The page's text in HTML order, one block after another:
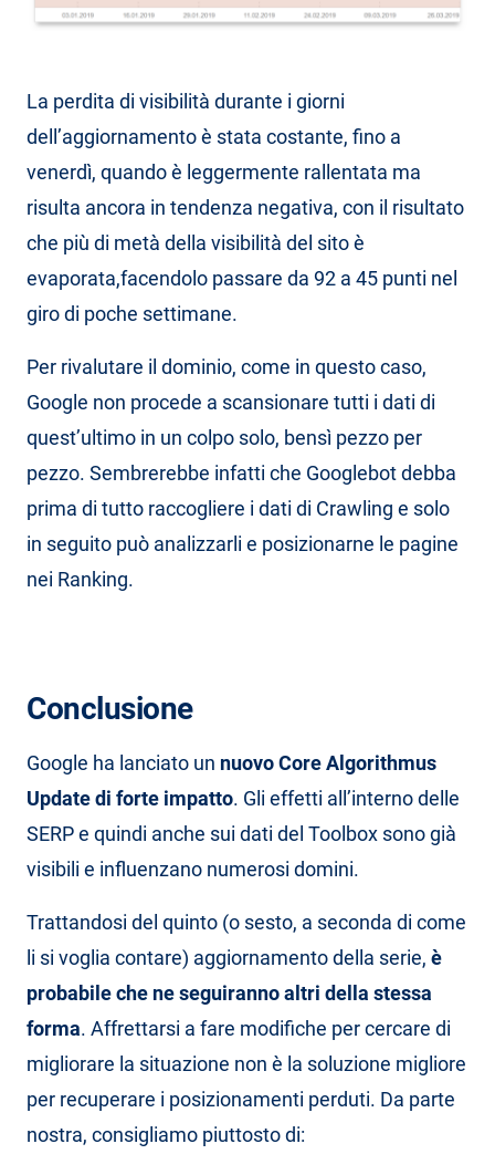
La perdita di visibilità durante i giorni
dell’aggiornamento è stata costante, fino a
venerdì, quando è leggermente rallentata ma
risulta ancora in tendenza negativa, con il risultato
che più di metà della visibilità del sito è
evaporata,facendolo passare da 92 a 45 punti nel
giro di poche settimane.
Per rivalutare il dominio, come in questo caso,
Google non procede a scansionare tutti i dati di
quest’ultimo in un colpo solo, bensì pezzo per
pezzo. Sembrerebbe infatti che Googlebot debba
prima di tutto raccogliere i dati di Crawling e solo
in seguito può analizzarli e posizionarne le pagine
nei Ranking.
Conclusione
Google ha lanciato un nuovo Core Algorithmus
Update di forte impatto. Gli effetti all’interno delle
SERP e quindi anche sui dati del Toolbox sono già
visibili e influenzano numerosi domini.
Trattandosi del quinto (o sesto, a seconda di come
li si voglia contare) aggiornamento della serie, è
probabile che ne seguiranno altri della stessa
forma. Affrettarsi a fare modifiche per cercare di
migliorare la situazione non è la soluzione migliore
per recuperare i posizionamenti perduti. Da parte
nostra, consigliamo piuttosto di: